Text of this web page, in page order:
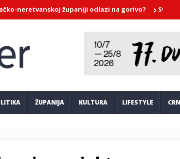
županiji odlazi na gorivo? Sve je
ŽUPANIJA KULTURA LIFESTYLE